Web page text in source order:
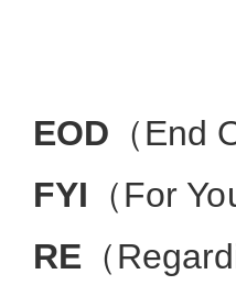
EOD （End
FYI （For
RE （